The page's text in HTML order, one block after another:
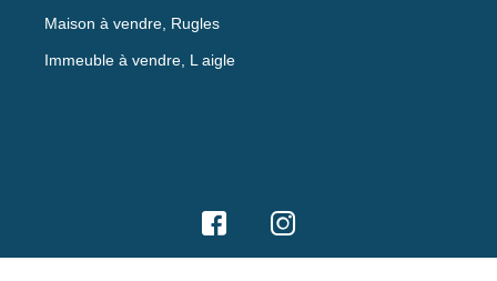
Maison à vendre, Rugles
Immeuble à vendre, L aigle